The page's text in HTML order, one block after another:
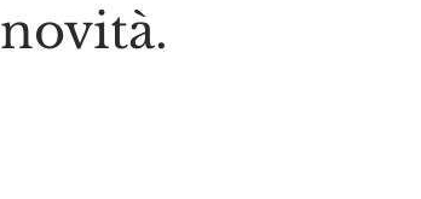
novità.